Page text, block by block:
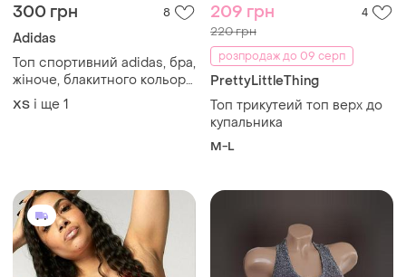
300 грн 8
Adidas
Топ спортивний adidas, бра,
жіноче, блакитного кольору,
з логотипом, розмір xs-s,
матеріал поліестер,
ХS і ще 1
209 грн 4
220 грн
розпродаж до 09 серп
PrettyLittleThing
Топ трикутеий топ верх до
купальника
M-L